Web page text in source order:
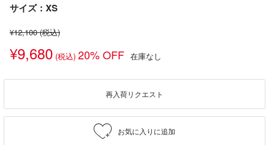
サイズ：XS
¥12,100(税込)
¥9,680 (税込) 20% OFF 在庫なし
再入荷リクエスト